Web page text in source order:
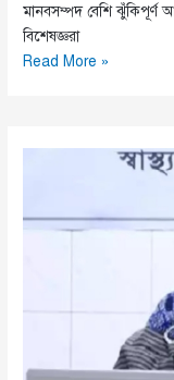
মানবসম্পদ বেশি ঝুঁকিপূর্ণ
বিশেষজ্ঞরা
জলবায়ু
Read More »